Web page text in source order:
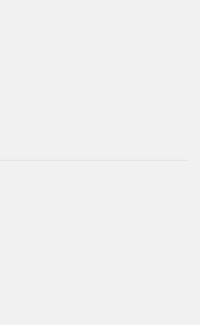
PMMA
116 makkelijker te
of minder